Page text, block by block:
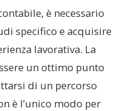
è necessario
specifico e acquisire
lavorativa. La
un ottimo punto
di un percorso
è l’unico modo per